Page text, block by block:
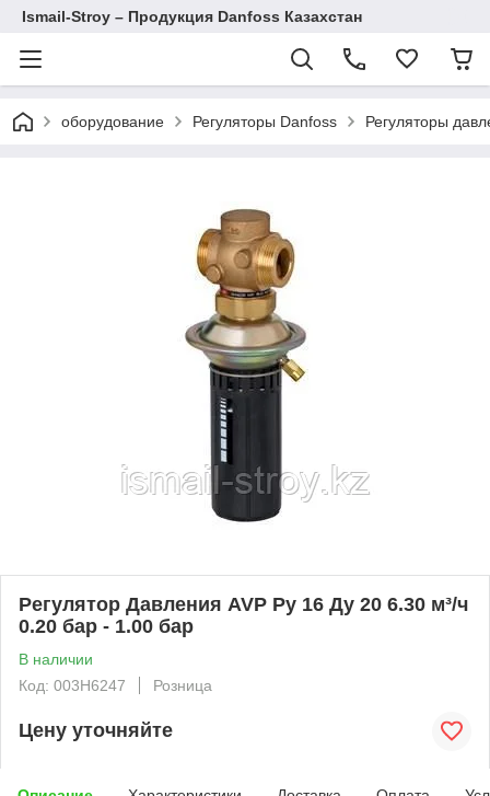
Ismail-Stroy – Продукция Danfoss Казахстан
оборудование Регуляторы Danfoss Регуляторы
Регулятор Давления AVP Ру 16 Ду 20 6.30 м³/ч
0.20 бар - 1.00 бар
В наличии
Код: 003H6247
Розница
Цену уточняйте